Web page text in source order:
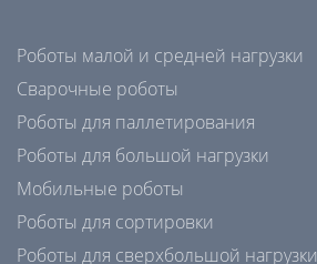
Роботы малой и средней нагрузки
Сварочные роботы
Роботы для паллетирования
Роботы для большой нагрузки
Мобильные роботы
Роботы для сортировки
Роботы для сверхбольшой нагрузки